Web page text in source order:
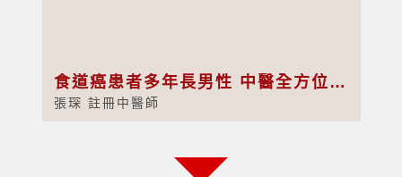
食道癌患者多年長男性 中醫全方位護理
張琛 註冊中醫師